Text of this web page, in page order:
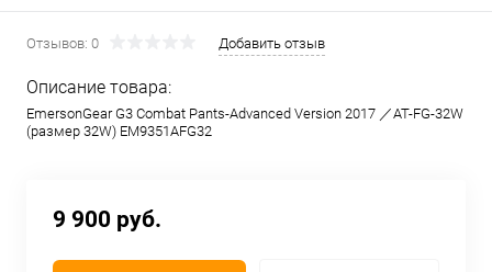
Отзывов: 0 Добавить отзыв
Описание товара:
EmersonGear G3 Combat Pants-Advanced Version 2017 ／AT-FG-32W
(размер 32W) EM9351AFG32
9 900 руб.